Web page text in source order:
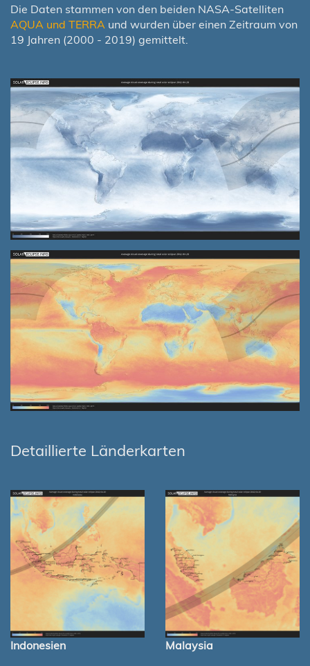
Die Daten stammen von den beiden NASA-Satelliten
AQUA und TERRA und wurden über einen Zeitraum von
19 Jahren (2000 - 2019) gemittelt.
Detaillierte Länderkarten
Indonesien Malaysia